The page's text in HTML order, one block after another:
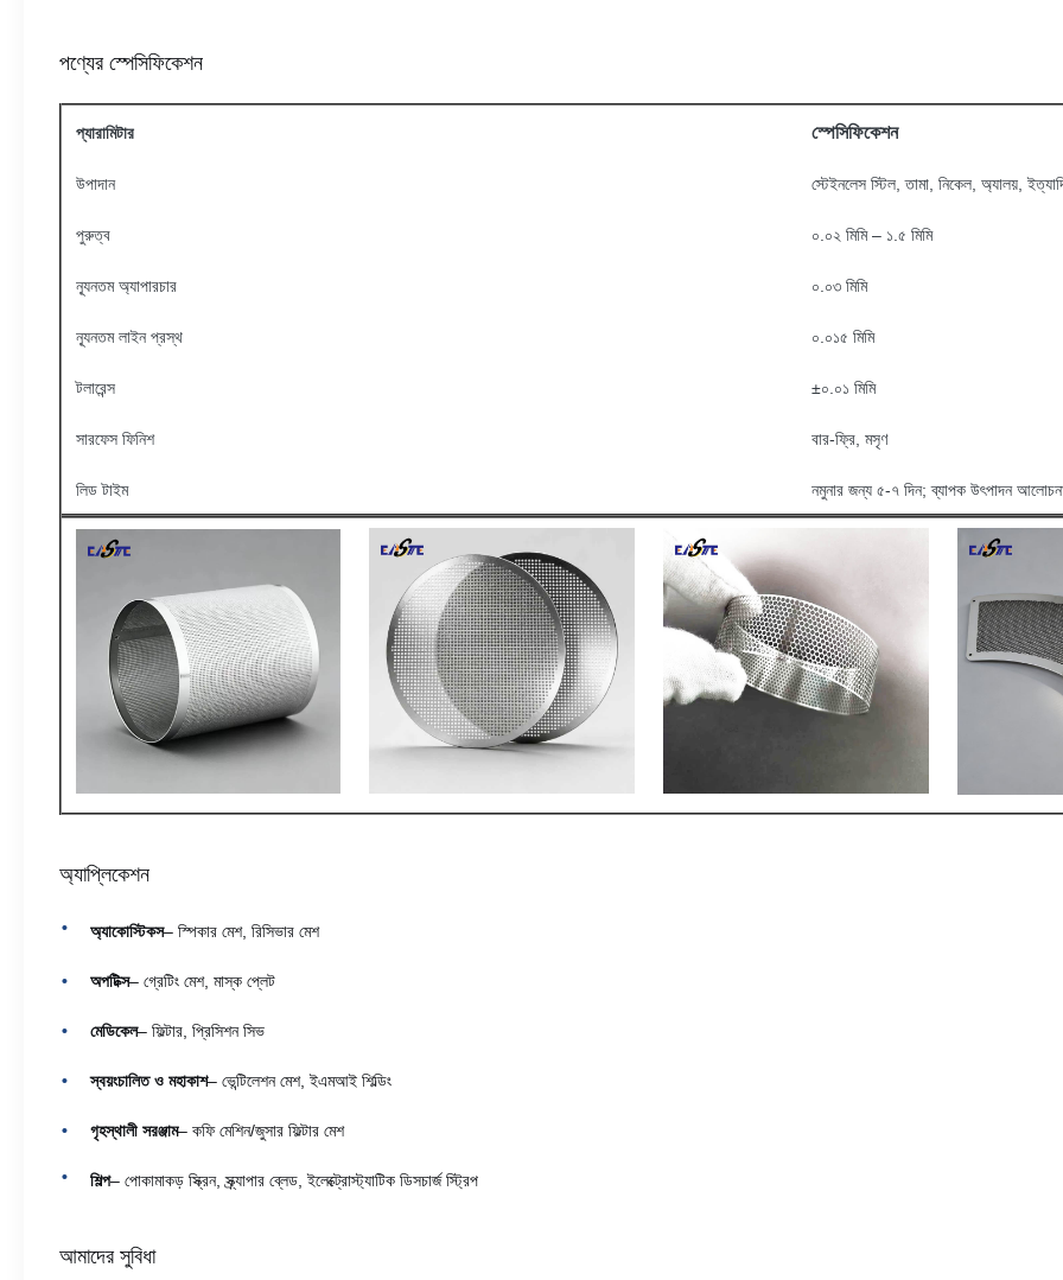
পণ্যের স্পেসিফিকেশন
প্যারামিটার স্পেসিফিকেশন
উপাদান স্টেইনলেস স্টিল, তামা, নিকেল, অ্যালয়,
পুরুত্ব ০.০২ মিমি – ১.৫ মিমি
ন্যূনতম অ্যাপারচার ০.০৩ মিমি
ন্যূনতম লাইন প্রস্থ ০.০১৫ মিমি
টলারেন্স ±০.০১ মিমি
সারফেস ফিনিশ বার-ফ্রি, মসৃণ
লিড টাইম নমুনার জন্য ৫-৭ দিন; ব্যাপক উৎপাদন আলোচনা
অ্যাপ্লিকেশন
অ্যাকোস্টিকস– স্পিকার মেশ, রিসিভার মেশ
অপটিক্স– গ্রেটিং মেশ, মাস্ক প্লেট
মেডিকেল– ফিল্টার, প্রিসিশন সিভ
স্বয়ংচালিত ও মহাকাশ– ভেন্টিলেশন মেশ, ইএমআই শিল্ডিং
গৃহস্থালী সরঞ্জাম– কফি মেশিন/জুসার ফিল্টার মেশ
শিল্প– পোকামাকড় স্ক্রিন, স্ক্র্যাপার ব্লেড, ইলেক্ট্রোস্ট্যাটিক ডিসচার্জ স্ট্রিপ
আমাদের সুবিধা